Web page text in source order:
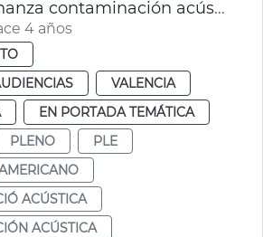
Pleno. Ordenanza contaminación acústica, hospital Clínico
4 años
VALENCIA
EN PORTADA TEMÁTICA
PLENO
PLE
ACÚSTICA
ACÚSTICA